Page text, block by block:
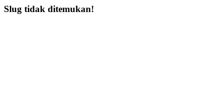
Slug tidak ditemukan!